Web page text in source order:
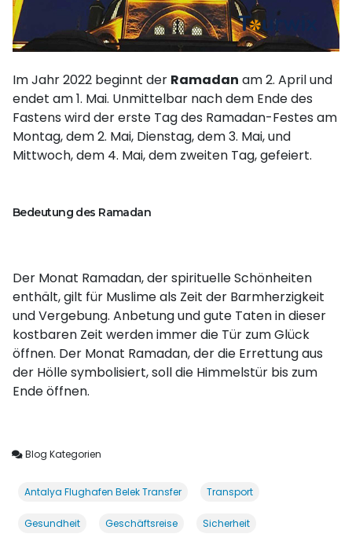
Im Jahr 2022 beginnt der Ramadan am 2. April und
endet am 1. Mai. Unmittelbar nach dem Ende des
Fastens wird der erste Tag des Ramadan-Festes am
Montag, dem 2. Mai, Dienstag, dem 3. Mai, und
Mittwoch, dem 4. Mai, dem zweiten Tag, gefeiert.
Bedeutung des Ramadan
Der Monat Ramadan, der spirituelle Schönheiten
enthält, gilt für Muslime als Zeit der Barmherzigkeit
und Vergebung. Anbetung und gute Taten in dieser
kostbaren Zeit werden immer die Tür zum Glück
öffnen. Der Monat Ramadan, der die Errettung aus
der Hölle symbolisiert, soll die Himmelstür bis zum
Ende öffnen.
Blog Kategorien
Antalya Flughafen Belek Transfer Transport
Gesundheit Geschäftsreise Sicherheit